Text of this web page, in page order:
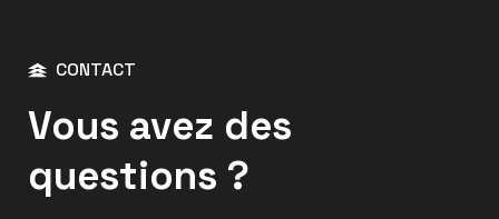
CONTACT
Vous avez des
questions ?